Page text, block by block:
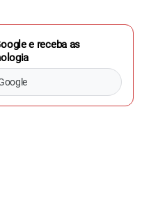
e receba as